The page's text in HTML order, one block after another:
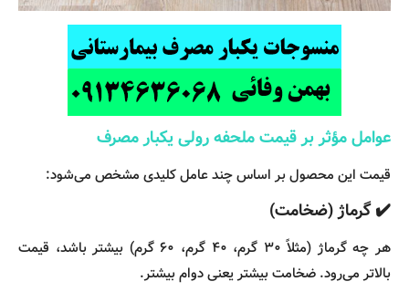
عوامل مؤثر بر قیمت ملحفه رولی یکبار مصرف
قیمت این محصول بر اساس چند عامل کلیدی مشخص می‌شود:
✔️ گرماژ (ضخامت)
هر چه گرماژ (مثلاً ۳۰ گرم، ۴۰ گرم، ۶۰ گرم) بیشتر باشد، قیمت
بالاتر می‌رود. ضخامت بیشتر یعنی دوام بیشتر.